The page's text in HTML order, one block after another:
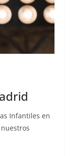
Infantiles en